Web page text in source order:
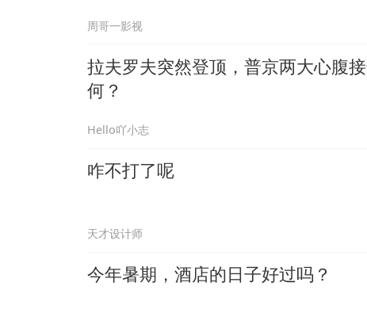
周哥一影视
拉夫罗夫突然登顶，普京两大心腹
何？
Hello吖小志
咋不打了呢
天才设计师
今年暑期，酒店的日子好过吗？